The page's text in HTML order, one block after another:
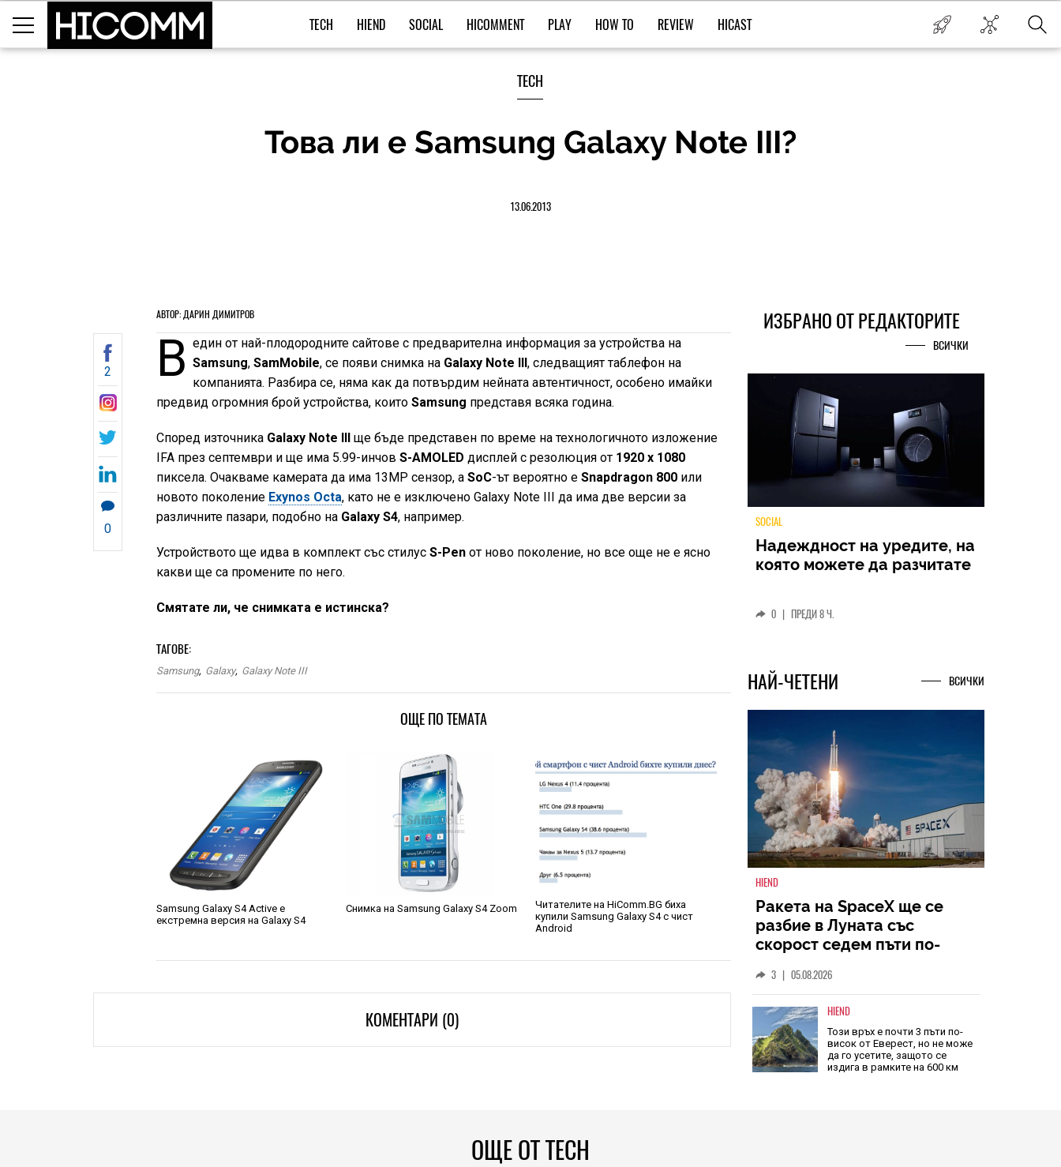
TECH HIEND SOCIAL HICOMMENT PLAY HOW TO REVIEW HICAST
TECH
Това ли е Samsung Galaxy Note III?
13.06.2013
АВТОР: ДАРИН ДИМИТРОВ
2
0
В един от най-плодородните сайтове с предварителна информация за устройства на
Samsung, SamMobile, се появи снимка на Galaxy Note III, следващият таблефон на
компанията. Разбира се, няма как да потвърдим нейната автентичност, особено имайки
предвид огромния брой устройства, коитоSamsung представя всяка година.
Според източника Galaxy Note III ще бъде представен по време на технологичното изложение
IFA през септември и ще има 5.99-инчовS-AMOLED дисплей с резолюция от 1920 х 1080
пиксела. Очакваме камерата да има 13MP сензор, аSoC-ът вероятно еSnapdragon 800 или
новото поколение Exynos Octa, като не е изключено Galaxy Note III да има две версии за
различните пазари, подобно на Galaxy S4, например.
Устройството ще идва в комплект със стилусS-Pen от ново поколение, но все още не е ясно
какви ще са промените по него.
Смятате ли, че снимката е истинска?
ТАГОВЕ:
Samsung, Galaxy, Galaxy Note III
ОЩЕ ПО ТЕМАТА
Samsung Galaxy S4 Active е
екстремна версия на Galaxy S4
Снимка на Samsung Galaxy S4 Zoom
Читателите на HiComm.BG биха
купили Samsung Galaxy S4 с чист
Android
КОМЕНТАРИ (0)
ИЗБРАНО ОТ РЕДАКТОРИТЕ
ВСИЧКИ
TECH
Ultra – ново име, познато
НАЙ-ЧЕТЕНИ
HIEND
Ракета на SpaceX ще се
разбие в Луната със
голяма от скоростта на
звука
| 05.08.2026
HIEND
Този връх е почти 3 пъти по-
ОЩЕ ОТ TECH